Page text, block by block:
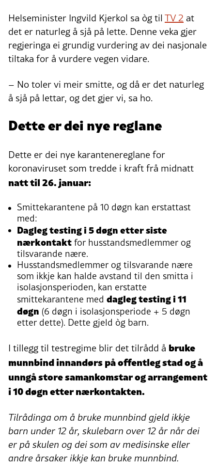
Helseminister Ingvild Kjerkol sa òg tilTV 2 at
det er naturleg å sjå på lette. Denne veka gjer
regjeringa ei grundig vurdering av dei nasjonale
tiltaka for å vurdere vegen vidare.
– No toler vi meir smitte, og då er det naturleg
å sjå på lettar, og det gjer vi, sa ho.
Dette er dei nye reglane
Dette er dei nye karantenereglane for
koronaviruset som tredde i kraft frå midnatt
natt til 26. januar:
Smittekarantene på 10 døgn kan erstattast
med:
Dagleg testing i 5 døgn etter siste
nærkontaktfor husstandsmedlemmer og
tilsvarande nære.
Husstandsmedlemmer og tilsvarande nære
som ikkje kan halde avstand til den smitta i
isolasjonsperioden, kan erstatte
smittekarantene med dagleg testing i 11
døgn (6 døgn i isolasjonsperiode + 5 døgn
etter dette). Dette gjeld òg barn.
I tillegg til testregime blir det tilrådd å bruke
munnbind innandørs på offentleg stad og å
unngå store samankomstar og arrangement
i 10 døgn etter nærkontakten.
Tilrådinga om å bruke munnbind gjeld ikkje
barn under 12 år, skulebarn over 12 år når dei
er på skulen og dei som av medisinske eller
andre årsaker ikkje kan bruke munnbind.